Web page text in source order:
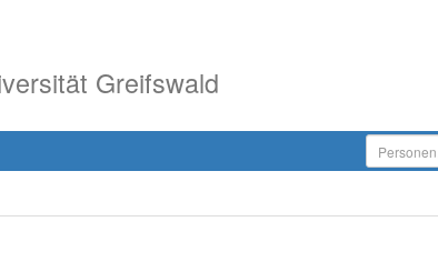
Greifswald